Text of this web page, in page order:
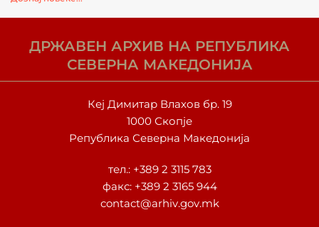
ДРЖАВЕН АРХИВ НА РЕПУБЛИКА
СЕВЕРНА МАКЕДОНИЈА
Кеј Димитар Влахов бр. 19
1000 Скопје
Република Северна Македонија
тел.: +389 2 3115 783
факс: +389 2 3165 944
contact@arhiv.gov.mk